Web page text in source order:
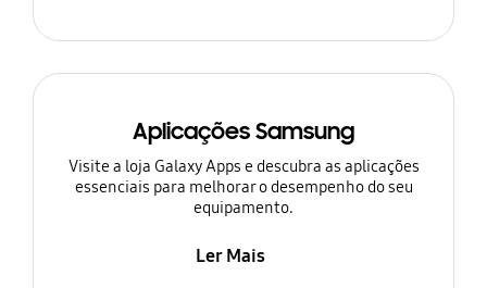
Aplicações Samsung
Visite a loja Galaxy Apps e descubra as aplicações
essenciais para melhorar o desempenho do seu
equipamento.
Ler Mais